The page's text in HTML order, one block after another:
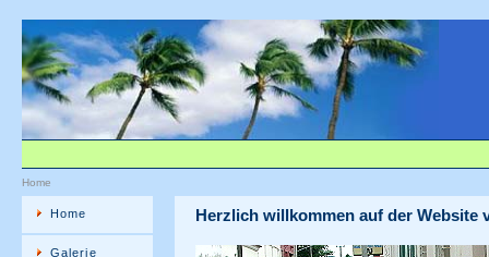
Home
Home
Galerie
Herzlich willkommen auf der Website